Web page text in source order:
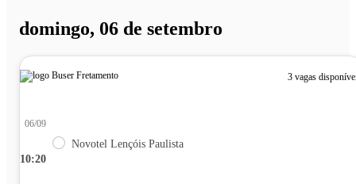
domingo, 06 de setembro
3 vagas
10:20
06/09
Novotel Lençóis Paulista